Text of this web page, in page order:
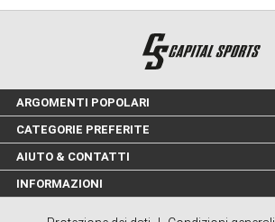
ARGOMENTI POPOLARI
CATEGORIE PREFERITE
AIUTO & CONTATTI
INFORMAZIONI